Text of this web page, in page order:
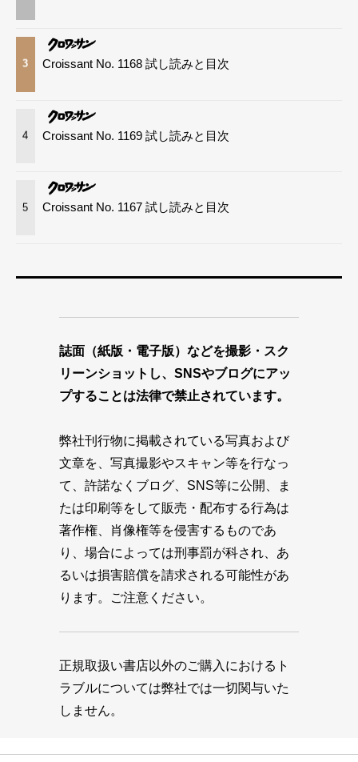
3 Croissant No. 1168 試し読みと目次
4 Croissant No. 1169 試し読みと目次
5 Croissant No. 1167 試し読みと目次
誌面（紙版・電子版）などを撮影・スク
リーンショットし、SNSやブログにアッ
プすることは法律で禁止されています。
弊社刊行物に掲載されている写真および
文章を、写真撮影やスキャン等を行なっ
て、許諾なくブログ、SNS等に公開、ま
たは印刷等をして販売・配布する行為は
著作権、肖像権等を侵害するものであ
り、場合によっては刑事罰が科され、あ
るいは損害賠償を請求される可能性があ
ります。ご注意ください。
正規取扱い書店以外のご購入におけるト
ラブルについては弊社では一切関与いた
しません。